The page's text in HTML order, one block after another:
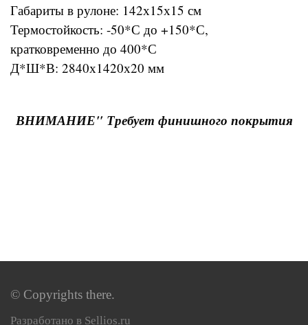
Габариты в рулоне: 142х15х15 см
Термостойкость: -50*С до +150*С,
кратковременно до 400*С
Д*Ш*В: 2840х1420х20 мм
ВНИМАНИЕ" Требует финишного покрытия
© Copyrights there.
Разработано в Sellios.ru